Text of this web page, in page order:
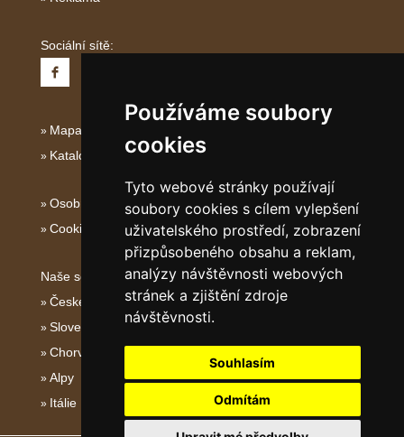
Používáme soubory
cookies
Tyto webové stránky používají
soubory cookies s cílem vylepšení
uživatelského prostředí, zobrazení
přizpůsobeného obsahu a reklam,
analýzy návštěvnosti webových
stránek a zjištění zdroje
návštěvnosti.
Souhlasím
Odmítám
Sociální sítě:
Mapa serveru Jižní Itálie
Katalog ubytování Jižní Itálie
Osobní údaje
Cookies
Naše servery:
České hory
Slovenské hory
Chorvatsko
Alpy
Itálie